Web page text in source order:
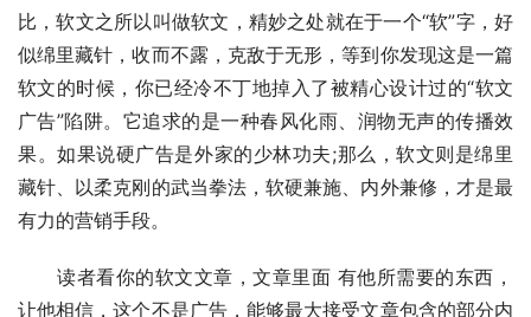
比，软文之所以叫做软文，精妙之处就在于一个“软”字，好
似绵里藏针，收而不露，克敌于无形，等到你发现这是一篇
软文的时候，你已经冷不丁地掉入了被精心设计过的“软文
广告”陷阱。它追求的是一种春风化雨、润物无声的传播效
果。如果说硬广告是外家的少林功夫;那么，软文则是绵里
藏针、以柔克刚的武当拳法，软硬兼施、内外兼修，才是最
有力的营销手段。
读者看你的软文文章，文章里面 有他所需要的东西，
让他相信，这个不是广告，能够最大接受文章包含的部分内